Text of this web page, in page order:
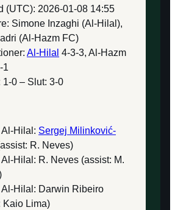
(UTC): 2026-01-08 14:55
Simone Inzaghi (Al-Hilal),
(Al-Hazm FC)
Al-Hilal 4-3-3, Al-Hazm
1
1-0 – Slut: 3-0
Al-Hilal: Sergej Milinković-
R. Neves)
Al-Hilal: R. Neves (assist: M.
Al-Hilal: Darwin Ribeiro
Kaio Lima)